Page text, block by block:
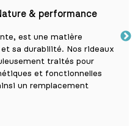
& performance
est une matière
sa durabilité. Nos rideaux
traités pour
et fonctionnelles
un remplacement
Nos